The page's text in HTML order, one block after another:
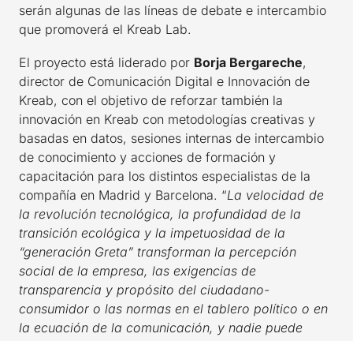
serán algunas de las líneas de debate e intercambio
que promoverá el Kreab Lab.
El proyecto está liderado por Borja Bergareche,
director de Comunicación Digital e Innovación de
Kreab, con el objetivo de reforzar también la
innovación en Kreab con metodologías creativas y
basadas en datos, sesiones internas de intercambio
de conocimiento y acciones de formación y
capacitación para los distintos especialistas de la
compañía en Madrid y Barcelona. “La velocidad de
la revolución tecnológica, la profundidad de la
transición ecológica y la impetuosidad de la
“generación Greta” transforman la percepción
social de la empresa, las exigencias de
transparencia y propósito del ciudadano-
consumidor o las normas en el tablero político o en
la ecuación de la comunicación, y nadie puede